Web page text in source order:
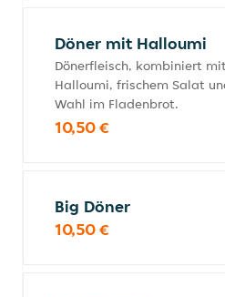
Döner mit Halloumi
Dönerfleisch, kombiniert
Halloumi, frischem Salat
Wahl im Fladenbrot.
10,50 €
Big Döner
10,50 €